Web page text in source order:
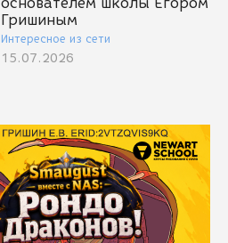
Гришиным
Интересное из сети
15.07.2026